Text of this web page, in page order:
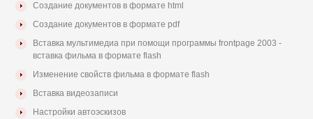
Создание документов в формате html
Создание документов в формате pdf
Вставка мультимедиа при помощи программы frontpage 2003 -
вставка фильма в формате flash
Изменение свойств фильма в формате flash
Вставка видеозаписи
Настройки автоэскизов